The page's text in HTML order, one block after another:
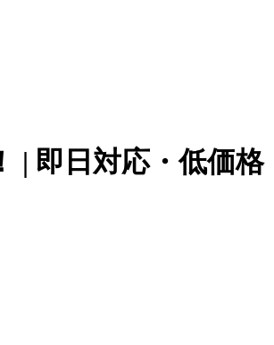
| 即日対応・低価格